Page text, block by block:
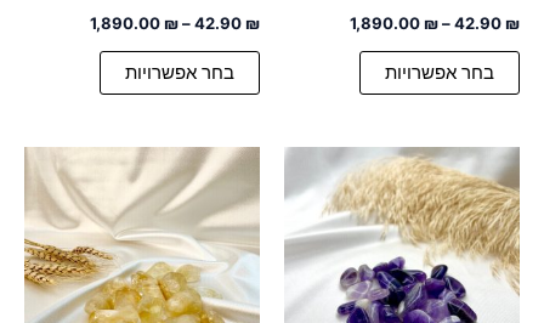
42.90 ₪
–
1,890.00 ₪
בחר אפשרויות
42.90 ₪
–
1,890.00 ₪
בחר אפשרויות
טווח
מחירים:
עד
למוצר
זה
יש
מספר
סוגים.
ניתן
מחירים:
עד
למוצר
זה
יש
מספר
סוגים.
ניתן